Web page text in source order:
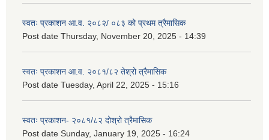
स्वतः प्रकाशन आ.व. २०८२/ ०८३ को प्रथम त्रैमासिक
Post date Thursday, November 20, 2025 - 14:39
स्वतः प्रकाशन आ.व. २०८१/८२ तेश्रो त्रैमासिक
Post date Tuesday, April 22, 2025 - 15:16
स्वतः प्रकाशन- २०८१/८२ दोश्रो त्रैमासिक
Post date Sunday, January 19, 2025 - 16:24